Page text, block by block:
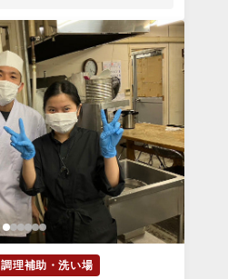
調理補助・洗い場